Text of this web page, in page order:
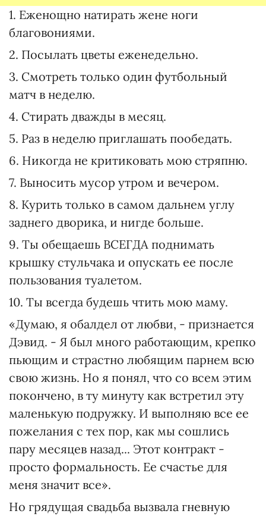
1. Еженощно натирать жене ноги
благовониями.
2. Посылать цветы еженедельно.
3. Смотреть только один футбольный
матч в неделю.
4. Стирать дважды в месяц.
5. Раз в неделю приглашать пообедать.
6. Никогда не критиковать мою стряпню.
7. Выносить мусор утром и вечером.
8. Курить только в самом дальнем углу
заднего дворика, и нигде больше.
9. Ты обещаешь ВСЕГДА поднимать
крышку стульчака и опускать ее после
пользования туалетом.
10. Ты всегда будешь чтить мою маму.
«Думаю, я обалдел от любви, - признается
Дэвид. - Я был много работающим, крепко
пьющим и страстно любящим парнем всю
свою жизнь. Но я понял, что со всем этим
покончено, в ту минуту как встретил эту
маленькую подружку. И выполняю все ее
пожелания с тех пор, как мы сошлись
пару месяцев назад... Этот контракт -
просто формальность. Ее счастье для
меня значит все».
Но грядущая свадьба вызвала гневную